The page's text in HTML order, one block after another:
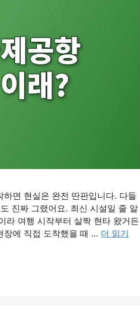
면 현실은 완전 딴판입니다. 다들
진짜 그랬어요. 최신 시설일 줄 알
라 여행 시작부터 살짝 현타 왔거든
장에 직접 도착했을 때 … 더 읽기